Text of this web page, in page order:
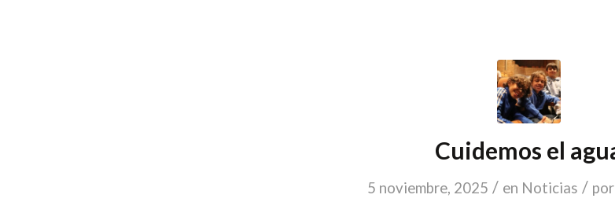
Cuidemos el
5 noviembre, 2025 / en Noticias / por